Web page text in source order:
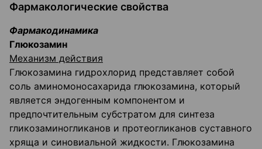
Фармакологические свойства
Фармакодинамика
Глюкозамин
Механизм действия
Глюкозамина гидрохлорид представляет собой
соль аминомоносахарида глюкозамина, который
является эндогенным компонентом и
предпочтительным субстратом для синтеза
гликозаминогликанов и протеогликанов суставного
хряща и синовиальной жидкости. Глюкозамина